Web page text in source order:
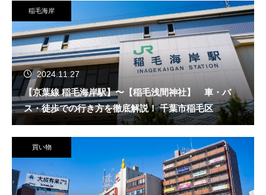
稲毛海岸
2024.11.27
【京葉線 稲毛海岸駅】〜【稲毛浅間神社】 車・バ
ス・徒歩での行き方を徹底解説！ 千葉市稲毛区
買い物